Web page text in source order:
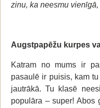
zinu, ka neesmu
Augstpapēžu kurpes
Katram no mums ir
pasaulē ir puisis, kam
jautrākā. Tu klasē
populāra – super! Abos